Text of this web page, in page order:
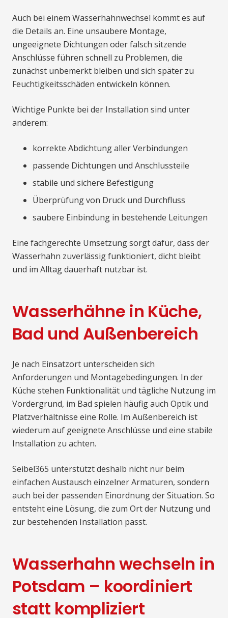
Auch bei einem Wasserhahnwechsel kommt es auf
die Details an. Eine unsaubere Montage,
ungeeignete Dichtungen oder falsch sitzende
Anschlüsse führen schnell zu Problemen, die
zunächst unbemerkt bleiben und sich später zu
Feuchtigkeitsschäden entwickeln können.
Wichtige Punkte bei der Installation sind unter
anderem:
korrekte Abdichtung aller Verbindungen
passende Dichtungen und Anschlussteile
stabile und sichere Befestigung
Überprüfung von Druck und Durchfluss
saubere Einbindung in bestehende Leitungen
Eine fachgerechte Umsetzung sorgt dafür, dass der
Wasserhahn zuverlässig funktioniert, dicht bleibt
und im Alltag dauerhaft nutzbar ist.
Wasserhähne in Küche,
Bad und Außenbereich
Je nach Einsatzort unterscheiden sich
Anforderungen und Montagebedingungen. In der
Küche stehen Funktionalität und tägliche Nutzung im
Vordergrund, im Bad spielen häufig auch Optik und
Platzverhältnisse eine Rolle. Im Außenbereich ist
wiederum auf geeignete Anschlüsse und eine stabile
Installation zu achten.
Seibel365 unterstützt deshalb nicht nur beim
einfachen Austausch einzelner Armaturen, sondern
auch bei der passenden Einordnung der Situation. So
entsteht eine Lösung, die zum Ort der Nutzung und
zur bestehenden Installation passt.
Wasserhahn wechseln in
Potsdam – koordiniert
statt kompliziert